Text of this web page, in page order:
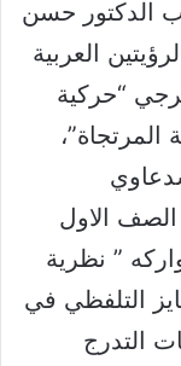
الدكتور حسن
العربية
“حركية
المرتجاة”،
الاول
” نظرية
التلفظي في
التدرج